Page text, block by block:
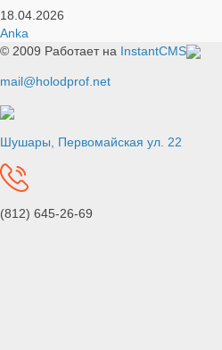
18.04.2026
Anka
© 2009 Работает на InstantCMS
mail@holodprof.net
Шушары, Первомайская ул. 22
(812) 645-26-69